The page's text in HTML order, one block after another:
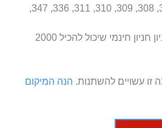
באוטובוס: באמצעות קוי האוטובוס 100, 164, 257, 306, 307, 308, 309, 310, 311, 336, 347,
ברכב: ממרכז פראג יש לנסוע בכביש D5 עד יציאה 23B. לקניון חניון חינמי שיכול להכיל 2000
עשויים להשתנות. הנה המיקום